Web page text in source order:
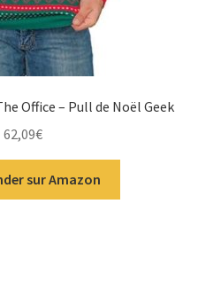
Office – Pull de Noël Geek
62,09€
sur Amazon